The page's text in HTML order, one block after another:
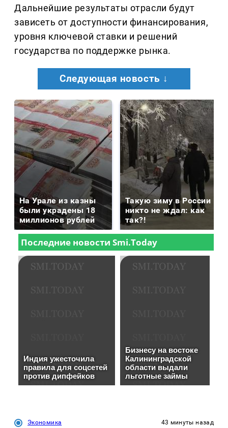
Дальнейшие результаты отрасли будут
зависеть от доступности финансирования,
уровня ключевой ставки и решений
государства по поддержке рынка.
Следующая новость ↓
На Урале из казны
были украдены 18
миллионов рублей
Такую зиму в России
никто не ждал: как
так?!
Экономика 43 минуты назад